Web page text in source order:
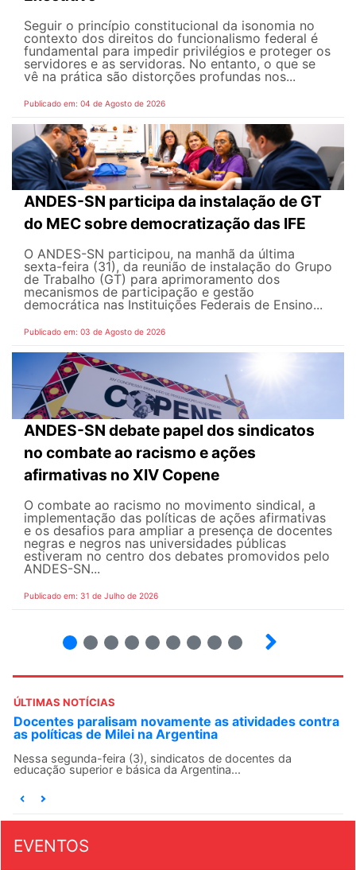
Seguir o princípio constitucional da isonomia no
contexto dos direitos do funcionalismo federal é
fundamental para impedir privilégios e proteger os
servidores e as servidoras. No entanto, o que se
vê na prática são distorções profundas nos...
Publicado em: 04 de Agosto de 2026
ANDES-SN participa da instalação de GT
do MEC sobre democratização das IFE
O ANDES-SN participou, na manhã da última
sexta-feira (31), da reunião de instalação do Grupo
de Trabalho (GT) para aprimoramento dos
mecanismos de participação e gestão
democrática nas Instituições Federais de Ensino...
Publicado em: 03 de Agosto de 2026
ANDES-SN debate papel dos sindicatos
no combate ao racismo e ações
afirmativas no XIV Copene
O combate ao racismo no movimento sindical, a
implementação das políticas de ações afirmativas
e os desafios para ampliar a presença de docentes
negras e negros nas universidades públicas
estiveram no centro dos debates promovidos pelo
ANDES-SN...
Publicado em: 31 de Julho de 2026
ÚLTIMAS NOTÍCIAS
ANDES-SN convoca docentes para Dia de
Solidariedade Internacionalista com Cuba em 13 de
agosto
O ANDES-SN conclama suas seções sindicais e o conjunto
EVENTOS